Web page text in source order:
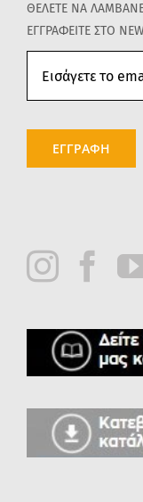
ΘΕΛΕΤΕ ΝΑ
ΕΓΓΡΑΦΕΙΤΕ ΣΤΟ
ΕΓΓΡΑΦΗ